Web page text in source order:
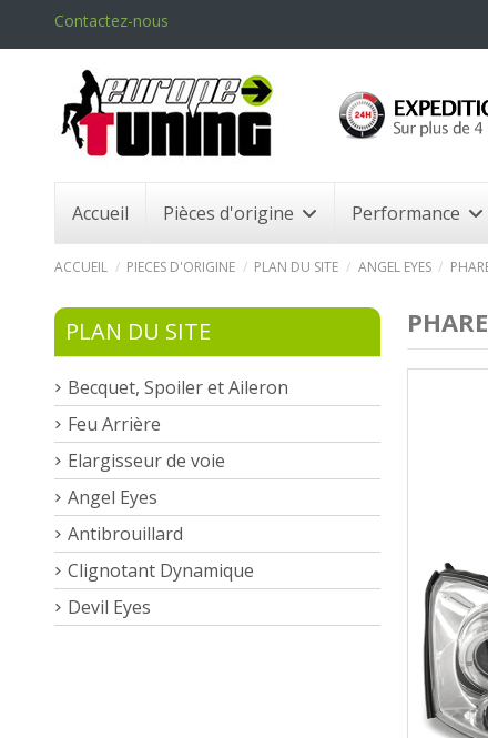
Contactez-nous
Accueil Pièces d'origine Performance
ACCUEIL PIECES D'ORIGINE PLAN DU SITE ANGEL EYES
PLAN DU SITE
Becquet, Spoiler et Aileron
Feu Arrière
Elargisseur de voie
Angel Eyes
Antibrouillard
Clignotant Dynamique
Devil Eyes